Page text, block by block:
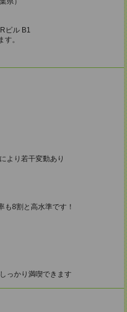
ビル B1
。
より若干変動あり
も8割と高水準です！
っかり満喫できます